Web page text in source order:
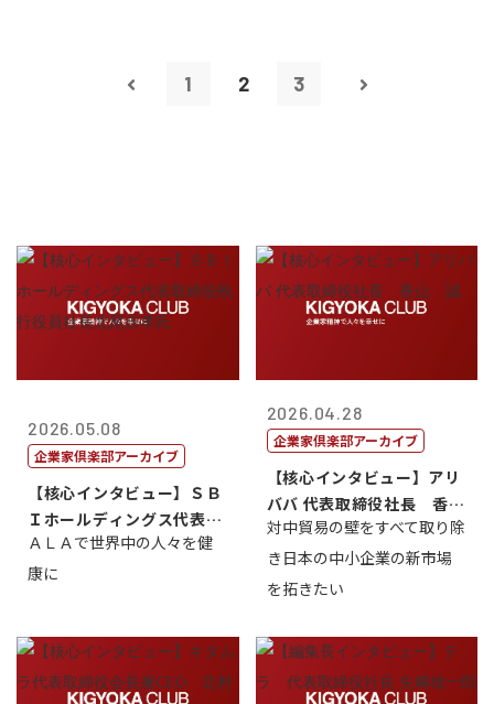
1 2 3
2026.05.08
企業家倶楽部アーカイブ
【核心インタビュー】ＳＢ
Ｉホールディングス代表取
締役執行役員...
ＡＬＡで世界中の人々を健
康に
2026.04.28
企業家倶楽部アーカイブ
【核心インタビュー】アリ
ババ 代表取締役社長 香
山 誠
対中貿易の壁をすべて取り除
き日本の中小企業の新市場
を拓きたい